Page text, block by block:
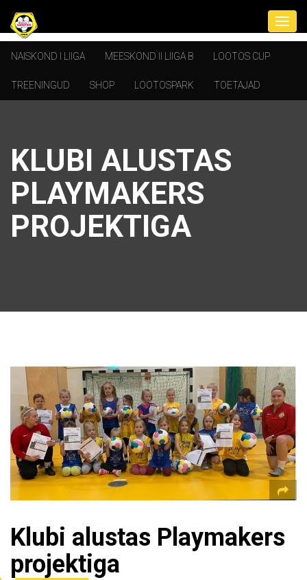
NAISKOND I LIIGA MEESKOND II LIIGA B LOOTOS CUP
TREENINGUD SHOP LOOTOSPARK TOETAJAD
KLUBI ALUSTAS
PLAYMAKERS
PROJEKTIGA
Klubi alustas Playmakers
projektiga